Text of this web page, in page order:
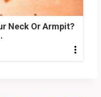
Neck Or Armpit?